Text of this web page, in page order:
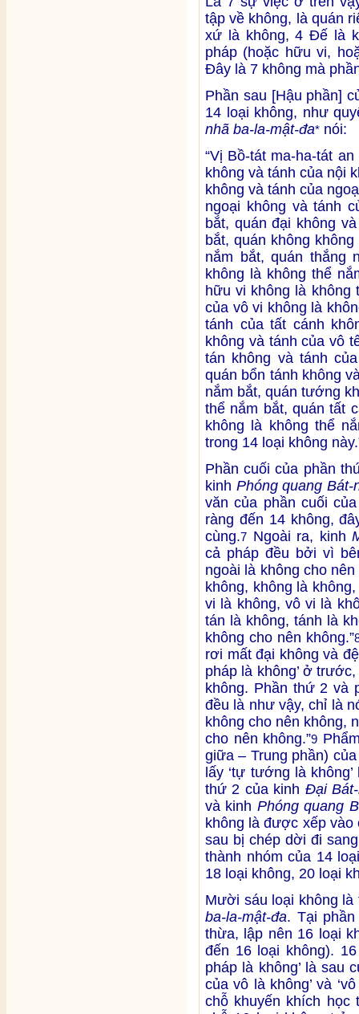
tập về không, là quán
xứ là không, 4 Đế là
pháp (hoặc hữu vi,
Đây là 7 không mà
Phần sau [Hậu phần]
14 loại không, như
nhã ba-la-mật-đa* nói:
“Vị Bồ-tát ma-ha-tát
không và tánh của nội
không và tánh của
ngoại không và tánh
bắt, quán đại không
bắt, quán không
nắm bắt, quán thắng
không là không thể
hữu vi không là không
của vô vi không là
tánh của tất cánh
không và tánh của vô
tán không và tánh
quán bổn tánh không
nắm bắt, quán tướng
thể nắm bắt, quán tất
không là không thể
trong 14 loại không
Phần cuối của phần
kinh Phóng quang Bát-
văn của phần cuối
ràng đến 14 không,
cùng.7 Ngoài ra, kinh
cả pháp đều bởi vì
ngoài là không cho
không, không là
vi là không, vô vi là
tán là không, tánh là
không cho nên không.”
rơi mất đại không và
pháp là không’ ở
không. Phần thứ 2 và
đều là như vậy, chỉ là
không cho nên không,
cho nên không.”9
giữa – Trung phần)
lấy ‘tự tướng là
thứ 2 của kinh Đại
và kinh Phóng quang
không là được xếp vào
sau bị chép dời đi
thành nhóm của 14
18 loại không, 20 loại
Mười sáu loại không
ba-la-mật-đa. Tại
thừa, lập nên 16 loại
đến 16 loại không).
pháp là không’ là sau
của vô là không’ và
chỗ khuyến khích học